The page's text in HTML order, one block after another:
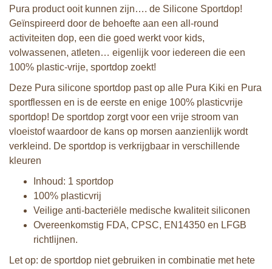
Pura product ooit kunnen zijn…. de Silicone Sportdop!
Geïnspireerd door de behoefte aan een all-round
activiteiten dop, een die goed werkt voor kids,
volwassenen, atleten… eigenlijk voor iedereen die een
100% plastic-vrije, sportdop zoekt!
Deze Pura silicone sportdop past op alle Pura Kiki en Pura
sportflessen en is de eerste en enige 100% plasticvrije
sportdop! De sportdop zorgt voor een vrije stroom van
vloeistof waardoor de kans op morsen aanzienlijk wordt
verkleind. De sportdop is verkrijgbaar in verschillende
kleuren
Inhoud: 1 sportdop
100% plasticvrij
Veilige anti-bacteriële medische kwaliteit siliconen
Overeenkomstig FDA, CPSC, EN14350 en LFGB
richtlijnen.
Let op: de sportdop niet gebruiken in combinatie met hete